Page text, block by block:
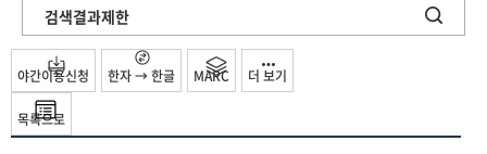
검색결과제한
목록으로
야간이용신청 한자 → 한글 MARC 더 보기